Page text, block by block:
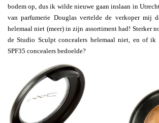
bodem op, dus ik wilde nieuwe gaan inslaan in
van parfumerie Douglas vertelde de verkoper mij
helemaal niet (meer) in zijn assortiment had! Sterker
de Studio Sculpt concealers helemaal niet, en of
SPF35 concealers bedoelde?